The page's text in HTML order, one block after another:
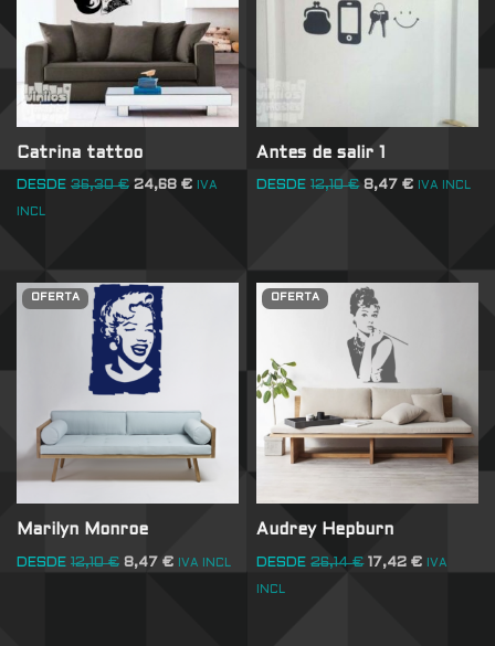
Catrina tattoo
DESDE 36,30€ 24,68 € IVA
INCL
Antes de salir 1
DESDE 12,10€ 8,47€ IVA INCL
OFERTA
Marilyn Monroe
DESDE 12,10€ 8,47 € IVA INCL
OFERTA
Audrey Hepburn
DESDE 26,14€ 17,42€ IVA
INCL